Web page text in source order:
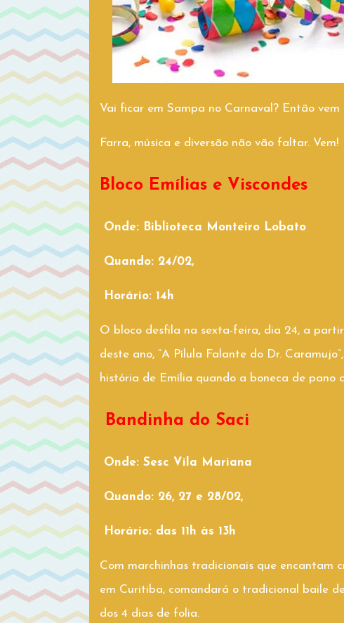
Vai ficar em Sampa no Carnaval? Então
Farra, música e diversão não vão faltar. Vem!
Bloco Emílias e Viscondes
Onde: Biblioteca Monteiro Lobato
Quando: 24/02,
Horário: 14h
O bloco desfila na sexta-feira, dia 24, a
deste ano, “A Pílula Falante do Dr.
história de Emília quando a boneca de pano
Bandinha do Saci
Onde: Sesc Vila Mariana
Quando: 26, 27 e 28/02,
Horário: das 11h às 13h
Com marchinhas tradicionais que encantam
em Curitiba, comandará o tradicional baile
dos 4 dias de folia.